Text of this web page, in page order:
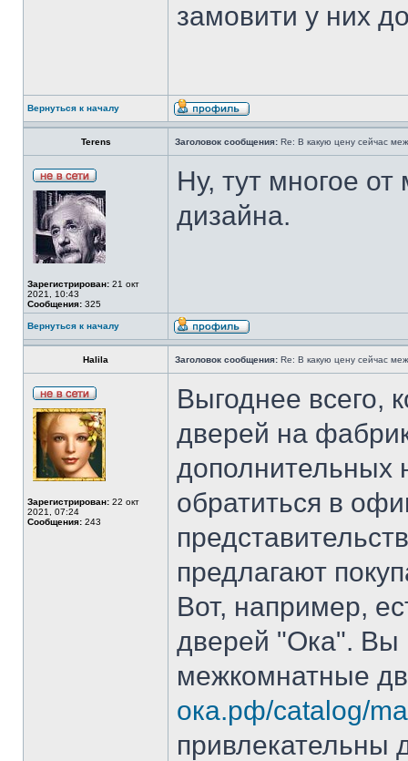
замовити у них
Вернуться к началу
Terens Заголовок сообщения: Re: В какую цену сейчас
Зарегистрирован: 21 окт
2021, 10:43
Сообщения: 325
Ну, тут многое
дизайна.
Вернуться к началу
Halila Заголовок сообщения: Re: В какую цену сейчас
Зарегистрирован: 22 окт
2021, 07:24
Сообщения: 243
Выгоднее всего,
дверей на
дополнительных
обратиться в
предлагают
Вот, например,
дверей "Ока". Вы
межкомнатные
ока.рф/catalog/
привлекательны